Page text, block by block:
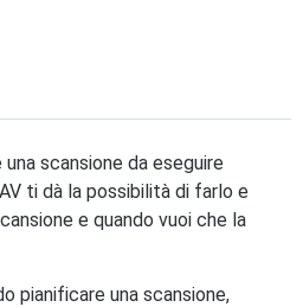
scansione da eseguire
ti dà la possibilità di farlo e
e quando vuoi che la
pianificare una scansione,